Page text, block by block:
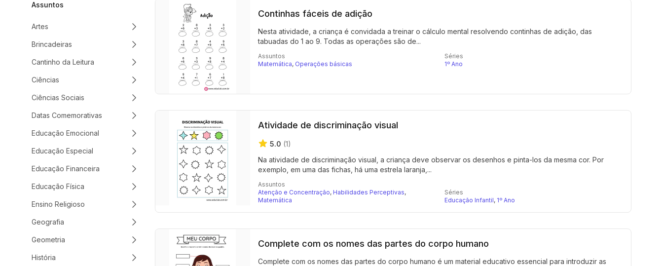
Assuntos
Artes
Brincadeiras
Cantinho da Leitura
Ciências
Ciências Sociais
Datas Comemorativas
Educação Emocional
Educação Especial
Educação Financeira
Educação Física
Ensino Religioso
Geografia
Geometria
História
Continhas fáceis de adição
Nesta atividade, a criança é convidada a treinar o cálculo mental resolvendo continhas de adição, das
tabuadas do 1 ao 9. Todas as operações são de...
Assuntos
Matemática, Operações básicas
Séries
1º Ano
Atividade de discriminação visual
5.0 (1)
Na atividade de discriminação visual, a criança deve observar os desenhos e pinta-los da mesma cor. Por
exemplo, em uma das fichas, há uma estrela laranja,...
Assuntos
Atenção e Concentração, Habilidades Perceptivas,
Matemática
Séries
Educação Infantil, 1º Ano
Complete com os nomes das partes do corpo humano
Complete com os nomes das partes do corpo humano é um material educativo essencial para introduzir as